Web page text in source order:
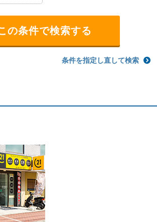
条件を指定し直して検索